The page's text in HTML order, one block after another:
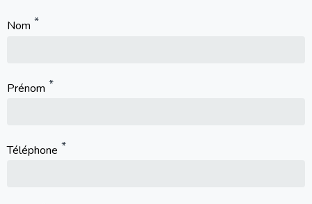
Nom
Prénom
Téléphone